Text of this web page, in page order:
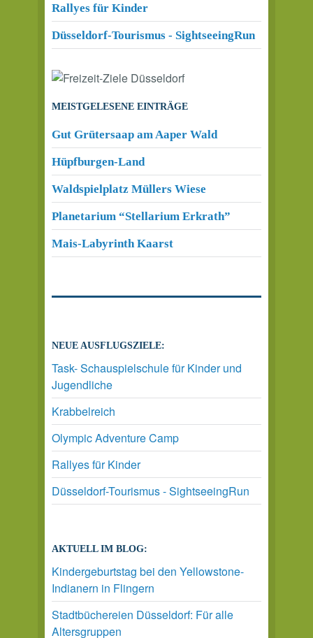
Rallyes für Kinder
Düsseldorf-Tourismus - SightseeingRun
MEISTGELESENE EINTRÄGE
Gut Grütersaap am Aaper Wald
Hüpfburgen-Land
Waldspielplatz Müllers Wiese
Planetarium “Stellarium Erkrath”
Mais-Labyrinth Kaarst
NEUE AUSFLUGSZIELE:
Task- Schauspielschule für Kinder und
Jugendliche
Krabbelreich
Olympic Adventure Camp
Rallyes für Kinder
Düsseldorf-Tourismus - SightseeingRun
AKTUELL IM BLOG:
Kindergeburtstag bei den Yellowstone-
Indianern in Flingern
Stadtbüchereien Düsseldorf: Für alle
Altersgruppen